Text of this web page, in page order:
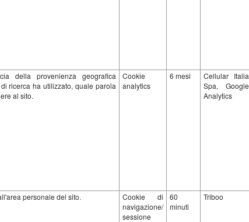
della provenienza geografica
ricerca ha utilizzato, quale parola
al sito.
Cookie
analytics
6 mesi
Cellular Italia
Spa, Google
Analytics
personale del sito.
Cookie di
navigazione/
sessione
60
minuti
Triboo